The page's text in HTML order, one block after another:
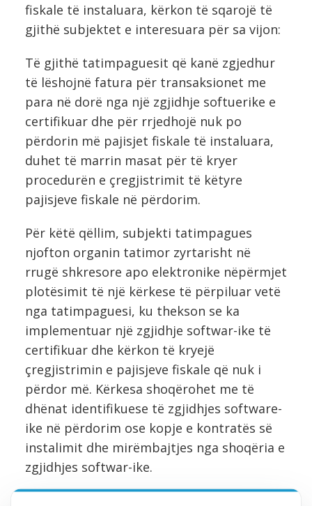
fiskale të instaluara, kërkon të sqarojë të
gjithë subjektet e interesuara për sa vijon:
Të gjithë tatimpaguesit që kanë zgjedhur
të lëshojnë fatura për transaksionet me
para në dorë nga një zgjidhje softuerike e
certifikuar dhe për rrjedhojë nuk po
përdorin më pajisjet fiskale të instaluara,
duhet të marrin masat për të kryer
procedurën e çregjistrimit të këtyre
pajisjeve fiskale në përdorim.
Për këtë qëllim, subjekti tatimpagues
njofton organin tatimor zyrtarisht në
rrugë shkresore apo elektronike nëpërmjet
plotësimit të një kërkese të përpiluar vetë
nga tatimpaguesi, ku thekson se ka
implementuar një zgjidhje softwar-ike të
certifikuar dhe kërkon të kryejë
çregjistrimin e pajisjeve fiskale që nuk i
përdor më. Kërkesa shoqërohet me të
dhënat identifikuese të zgjidhjes software-
ike në përdorim ose kopje e kontratës së
instalimit dhe mirëmbajtjes nga shoqëria e
zgjidhjes softwar-ike.